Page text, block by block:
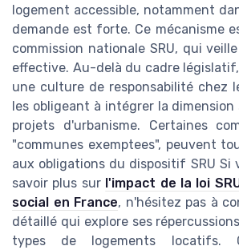
logement accessible, notamment
demande est forte. Ce mécanisme
commission nationale SRU, qui
effective. Au-delà du cadre
une culture de responsabilité chez
les obligeant à intégrer la
projets d'urbanisme. Certaines
"communes exemptees", peuvent
aux obligations du dispositif SRU Si
savoir plus sur l'impact de la loi
social en France, n'hésitez pas à
détaillé qui explore ses
types de logements locatifs.